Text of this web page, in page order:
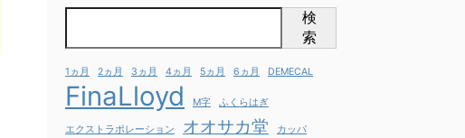
検
索
1ヵ月 2ヵ月 3ヵ月 4ヵ月 5ヵ月 6ヵ月 DEMECAL
FinaLloyd M字 ふくらはぎ
エクストラポレーション オオサカ堂 カッパ